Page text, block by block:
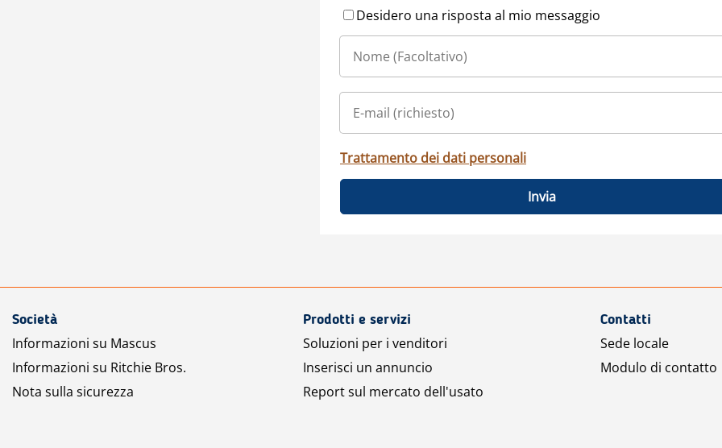
Desidero una risposta al mio messaggio
Trattamento dei dati personali
Invia
Società
Informazioni su Mascus
Informazioni su Ritchie Bros.
Nota sulla sicurezza
Prodotti e servizi
Soluzioni per i venditori
Inserisci un annuncio
Report sul mercato dell'usato
Contatti
Sede locale
Modulo di contatto